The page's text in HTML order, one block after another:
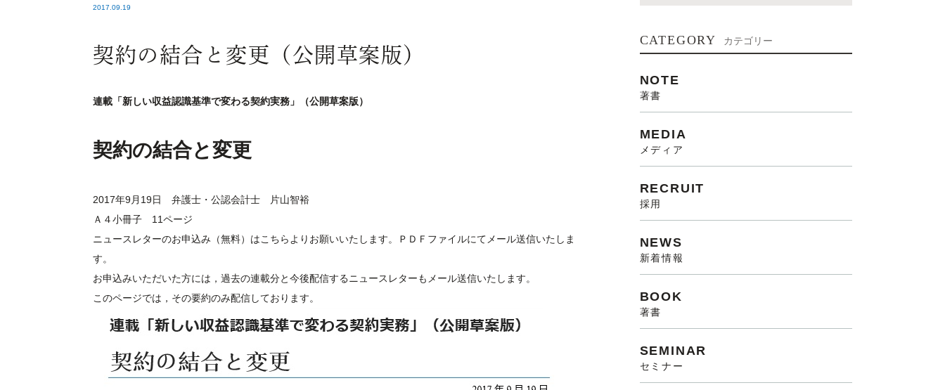
2017.09.19
契約の結合と変更（公開草案版）
連載「新しい収益認識基準で変わる契約実務」（公開草案版）
契約の結合と変更
2017年9月19日 弁護士・公認会計士 片山智裕
Ａ４小冊子 11ページ
ニュースレターのお申込み（無料）はこちら よりお願いいたします。ＰＤＦファイルにてメール送信いたしま
す。
お申込みいただいた方には，過去の連載分と今後配信するニュースレターもメール送信いたします。
このページでは，その要約のみ配信しております。
CATEGORY カテゴリー
NOTE
著書
MEDIA
メディア
RECRUIT
採用
NEWS
新着情報
BOOK
著書
SEMINAR
セミナー